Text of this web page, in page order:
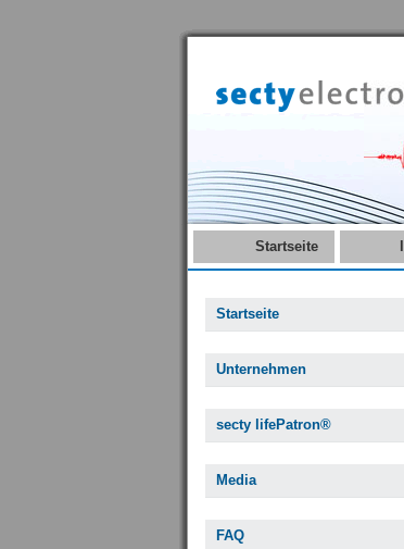
Startseite
Startseite
Unternehmen
secty lifePatron®
Media
FAQ